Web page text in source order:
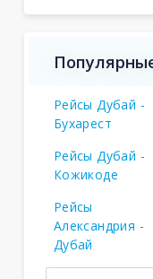
Рейсы Дубай -
Бухарест
Рейсы Дубай -
Кожикоде
Рейсы
Александрия -
Дубай